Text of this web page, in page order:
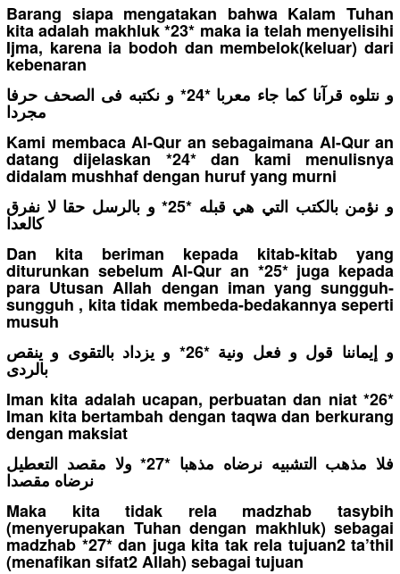
Barang siapa mengatakan bahwa Kalam Tuhan
kita adalah makhluk *23* maka ia telah menyelisihi
Ijma, karena ia bodoh dan membelok(keluar) dari
kebenaran
و نتلوه قرآنا كما جاء معربا *24* و نكتبه فى الصحف حرفا
مجردا
Kami membaca Al-Qur an sebagaimana Al-Qur an
datang dijelaskan *24* dan kami menulisnya
didalam mushhaf dengan huruf yang murni
و نؤمن بالكتب التي هي قبله *25* و بالرسل حقا لا نفرق
كالعدا
Dan kita beriman kepada kitab-kitab yang
diturunkan sebelum Al-Qur an *25* juga kepada
para Utusan Allah dengan iman yang sungguh-
sungguh , kita tidak membeda-bedakannya seperti
musuh
و إيماننا قول و فعل ونية *26* و يزداد بالتقوى و ينقص
بالردى
Iman kita adalah ucapan, perbuatan dan niat *26*
Iman kita bertambah dengan taqwa dan berkurang
dengan maksiat
فلا مذهب التشبيه نرضاه مذهبا *27* ولا مقصد التعطيل
نرضاه مقصدا
Maka kita tidak rela madzhab tasybih
(menyerupakan Tuhan dengan makhluk) sebagai
madzhab *27* dan juga kita tak rela tujuan2 ta’thil
(menafikan sifat2 Allah) sebagai tujuan